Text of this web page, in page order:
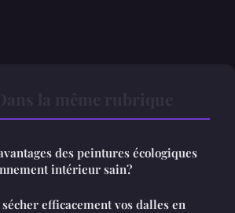
des peintures écologiques
intérieur sain?
efficacement vos dalles en